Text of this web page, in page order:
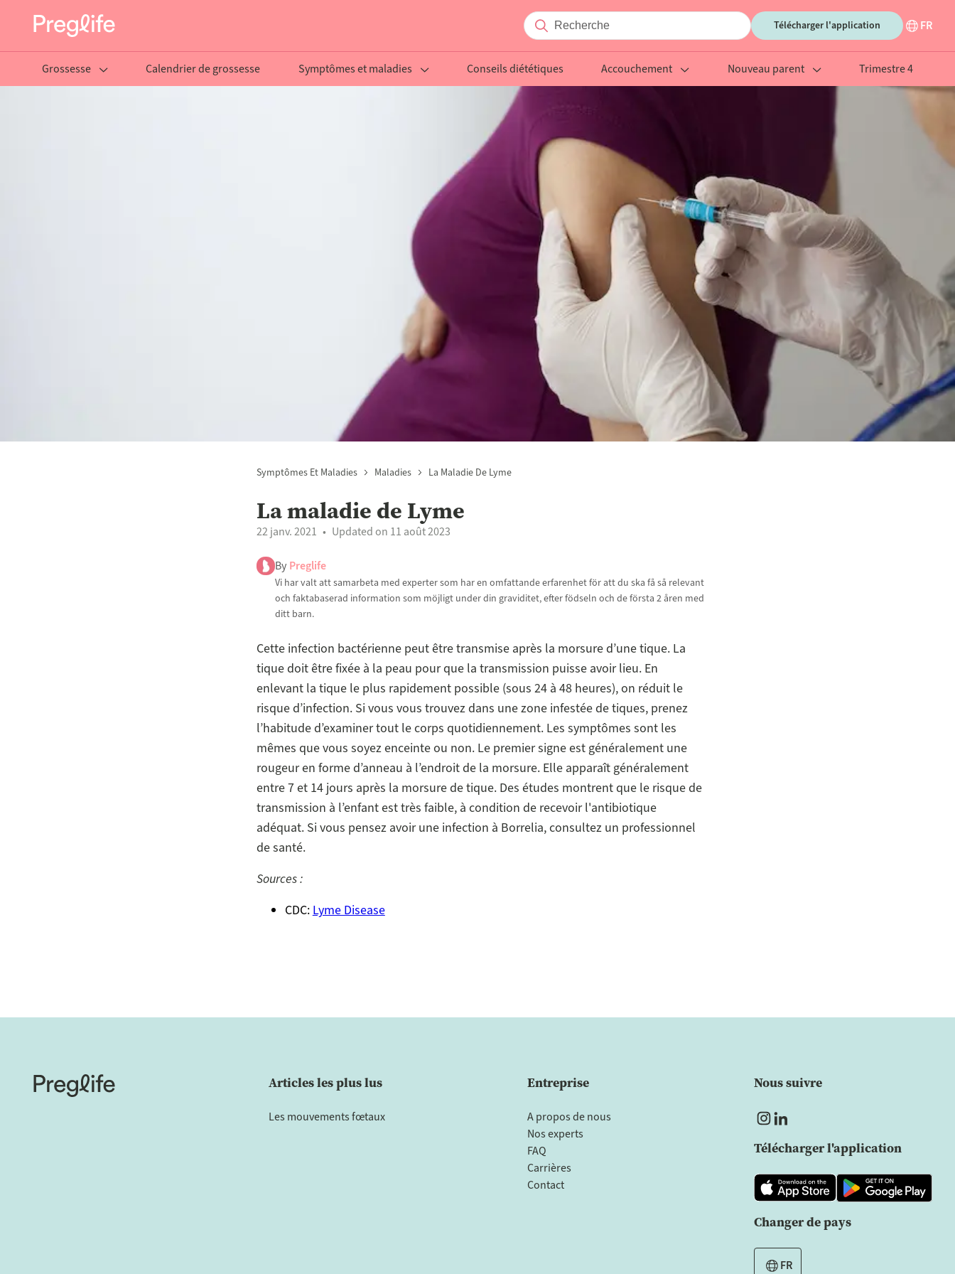
Télécharger l'application FR
Grossesse Calendrier de grossesse Symptômes et maladies Conseils diététiques Accouchement Nouveau parent Trimestre 4
Symptômes Et Maladies Maladies La Maladie De Lyme
La maladie de Lyme
22 janv. 2021 Updated on 11 août 2023
By Preglife
Vi har valt att samarbeta med experter som har en omfattande erfarenhet för att du ska få så relevant
och faktabaserad information som möjligt under din graviditet, efter födseln och de första 2 åren med
ditt barn.
Cette infection bactérienne peut être transmise après la morsure d’une tique. La
tique doit être fixée à la peau pour que la transmission puisse avoir lieu. En
enlevant la tique le plus rapidement possible (sous 24 à 48 heures), on réduit le
risque d’infection. Si vous vous trouvez dans une zone infestée de tiques, prenez
l’habitude d’examiner tout le corps quotidiennement. Les symptômes sont les
mêmes que vous soyez enceinte ou non. Le premier signe est généralement une
rougeur en forme d’anneau à l’endroit de la morsure. Elle apparaît généralement
entre 7 et 14 jours après la morsure de tique. Des études montrent que le risque de
transmission à l’enfant est très faible, à condition de recevoir l'antibiotique
adéquat. Si vous pensez avoir une infection à Borrelia, consultez un professionnel
de santé.
Sources :
CDC:Lyme Disease
Articles les plus lus
Les mouvements fœtaux
Entreprise
A propos de nous
Nos experts
FAQ
Carrières
Contact
Nous suivre
Télécharger l'application
Changer de pays
FR